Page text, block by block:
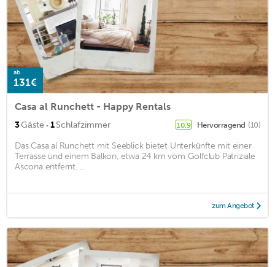
ab
131€
Casa al Runchett - Happy Rentals
3Gäste · 1Schlafzimmer 10,9 Hervorragend (10)
Das Casa al Runchett mit Seeblick bietet Unterkünfte mit einer
Terrasse und einem Balkon, etwa 24 km vom Golfclub Patriziale
Ascona entfernt. ...
zum Angebot